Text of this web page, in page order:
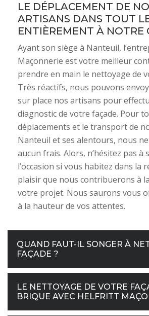
LE DÉPLACEMENT DE
ARTISANS DANS TOUT
ENTIÈREMENT À NOTRE
Ayant son siège à Nanteuil,
Maçonnerie est votre meilleur
prendre en main le nettoyage de
Très réactifs, nous pouvons
sur place nos artisans pour
diagnostic de votre façade. Pour
déplacements et le transport de
Nanteuil et ses alentours, nous
aucun frais. Alors, n’hésitez pas à
l’occasion si vous habitez dans la
plaisir que nous contribuerons à
votre projet. Nous saurons vous
à la hauteur de vos attentes.
QUAND FAUT-IL SONGER À
FAÇADE ?
LE NETTOYAGE DE VOTRE
BRIQUE AVEC HELFRITT